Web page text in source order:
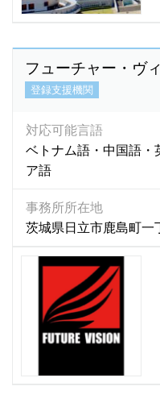
フューチャー・ヴ
登録支援機関
対応可能言語
ベトナム語・中国語・
ア語
事務所所在地
茨城県日立市鹿島町一